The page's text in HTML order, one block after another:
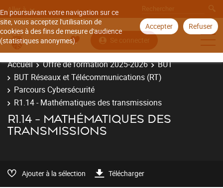
En poursuivant votre navigation sur ce
site, vous acceptez l'utilisation de
cookies à des fins de mesure d'audience
(statistiques anonymes).
Accepter Refuser
Aller à
Se connecter
Accueil Offre de formation 2025-2026
BUT
BUT Réseaux et Télécommunications (RT)
Parcours Cybersécurité
R1.14 - Mathématiques des transmissions
R1.14 - MATHÉMATIQUES DES
TRANSMISSIONS
Ajouter à la sélection Télécharger